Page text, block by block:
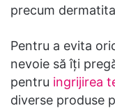
precum
Pentru a evita
nevoie să îți
pentru ingrijirea
diverse produse